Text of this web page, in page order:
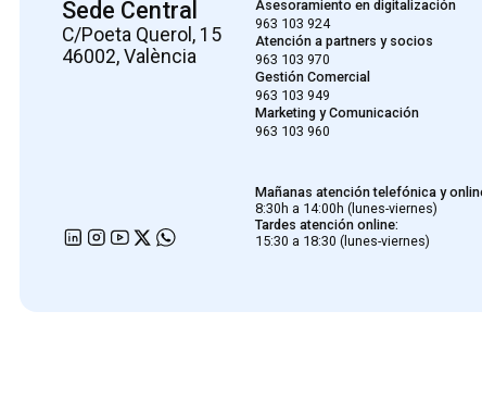
Sede Central
C/Poeta Querol, 15
46002, València
Asesoramiento en digitalización
963 103 924
Atención a partners y socios
963 103 970
Gestión Comercial
963 103 949
Marketing y Comunicación
963 103 960
Mañanas atención telefónica y
8:30h a 14:00h (lunes-viernes)
Tardes atención online:
15:30 a 18:30 (lunes-viernes)